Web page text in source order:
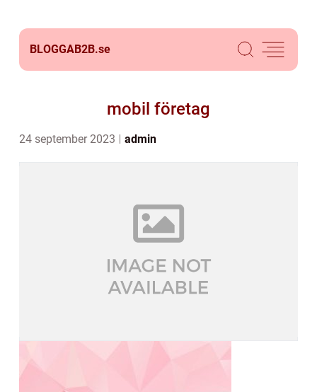
BLOGGAB2B.se
mobil företag
24 september 2023 admin